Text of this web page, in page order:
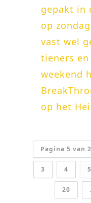
gepakt in
op
vast wel
tieners
weekend
op het
Pagina 5 van
3 4 5
20